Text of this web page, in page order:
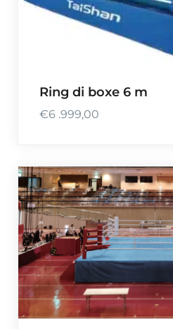
Ring di boxe 6 m
€6 .999,00